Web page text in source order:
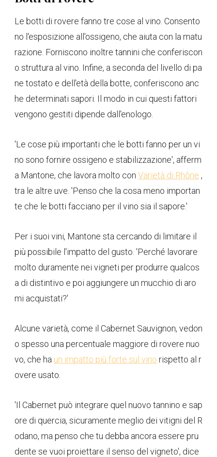
Le botti di rovere fanno tre cose al vino. Consento
no l'esposizione all'ossigeno, che aiuta con la matu
razione. Forniscono inoltre tannini che conferiscon
o struttura al vino. Infine, a seconda del livello di pa
ne tostato e dell'età della botte, conferiscono anc
he determinati sapori. Il modo in cui questi fattori
vengono gestiti dipende dall'enologo.
'Le cose più importanti che le botti fanno per un vi
no sono fornire ossigeno e stabilizzazione', afferm
a Mantone, che lavora molto con Varietà di Rhône ,
tra le altre uve. 'Penso che la cosa meno importan
te che le botti facciano per il vino sia il sapore.'
Per i suoi vini, Mantone sta cercando di limitare il
più possibile l'impatto del gusto. 'Perché lavorare
molto duramente nei vigneti per produrre qualcos
a di distintivo e poi aggiungere un mucchio di aro
mi acquistati?'
Alcune varietà, come il Cabernet Sauvignon, vedon
o spesso una percentuale maggiore di rovere nuo
vo, che ha un impatto più forte sul vino rispetto al r
overe usato.
'Il Cabernet può integrare quel nuovo tannino e sap
ore di quercia, sicuramente meglio dei vitigni del R
odano, ma penso che tu debba ancora essere pru
dente se vuoi proiettare il senso del vigneto', dice